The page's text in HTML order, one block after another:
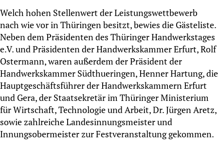
Welch hohen Stellenwert der Leistungswettbewerb
nach wie vor in Thüringen besitzt, bewies die Gästeliste.
Neben dem Präsidenten des Thüringer Handwerkstages
e.V. und Präsidenten der Handwerkskammer Erfurt, Rolf
Ostermann, waren außerdem der Präsident der
Handwerkskammer Südthueringen, Henner Hartung, die
Hauptgeschäftsführer der Handwerkskammern Erfurt
und Gera, der Staatsekretär im Thüringer Ministerium
für Wirtschaft, Technologie und Arbeit, Dr. Jürgen Aretz,
sowie zahlreiche Landesinnungsmeister und
Innungsobermeister zur Festveranstaltung gekommen.